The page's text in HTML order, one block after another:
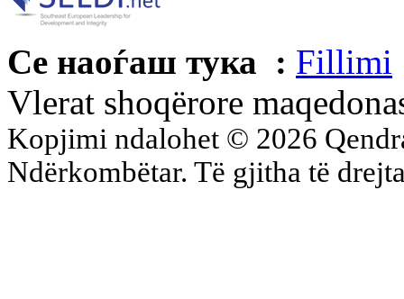
Се наоѓаш тука : Fillimi
Vlerat shoqërore
Kopjimi ndalohet © 2026
Ndërkombëtar. Të gjitha të